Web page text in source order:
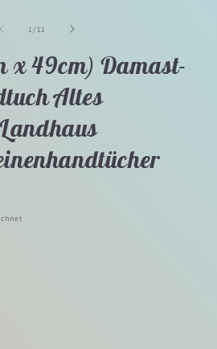
1 /von
11
x 49cm) Damast-
Altes